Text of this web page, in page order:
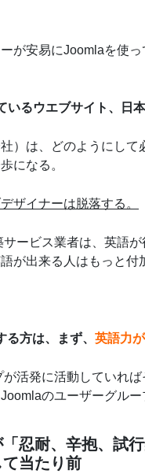
が安易にJoomlaを使
いるウエブサイト、日
）は、どのようにし
になる。
ザイナーは脱落する。
ービス業者は、英語
が出来る人はもっと付
方は、まず、 英語力
活発に活動していれ
のユーザーグルー
忍耐、辛抱、試
当たり前